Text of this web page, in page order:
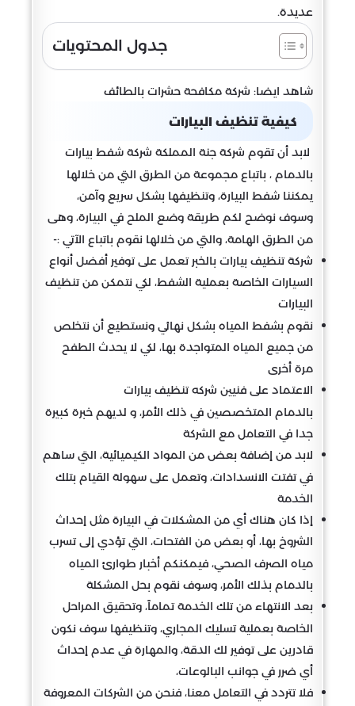
عديدة.
جدول المحتويات
شاهد ايضا: شركة مكافحة حشرات بالطائف
كيفية تنظيف البيارات
لابد أن تقوم شركة جنة المملكة شركة شفط بيارات
بالدمام ، باتباع مجموعة من الطرق التي من خلالها
يمكننا شفط البيارة، وتنظيفها بشكل سريع وآمن،
وسوف نوضح لكم طريقة وضع الملح في البيارة، وهى
من الطرق الهامة، والتي من خلالها نقوم باتباع الآتي :-
شركة تنظيف بيارات بالخبر تعمل على توفير أفضل أنواع
السيارات الخاصة بعملية الشفط، لكي نتمكن من تنظيف
البيارات
نقوم بشفط المياه بشكل نهائي ونستطيع أن نتخلص
من جميع المياه المتواجدة بها، لكي لا يحدث الطفح
مرة أخرى
الاعتماد على فنيين شركه تنظيف بيارات
بالدمام المتخصصين في ذلك الأمر، و لديهم خبرة كبيرة
جدا في التعامل مع الشركة
لابد من إضافة بعض من المواد الكيميائية، التي ساهم
في تفتت الانسدادات، وتعمل على سهولة القيام بتلك
الخدمة
إذا كان هناك أي من المشكلات في البيارة مثل إحداث
الشروخ بها، أو بعض من الفتحات، التي تؤدي إلى تسرب
مياه الصرف الصحي، فيمكنكم أخبار طوارئ المياه
بالدمام بذلك الأمر، وسوف نقوم بحل المشكلة
بعد الانتهاء من تلك الخدمة تماماً، وتحقيق المراحل
الخاصة بعملية تسليك المجاري، وتنظيفها سوف نكون
قادرين على توفير لك الدقة، والمهارة في عدم إحداث
أي ضرر في جوانب البالوعات،
فلا تتردد في التعامل معنا، فنحن من الشركات المعروفة